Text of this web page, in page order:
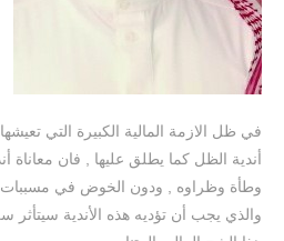
في ظل الازمة المالية الكبيرة التي
أندية الظل كما يطلق عليها , فان معاناة
وطأة وظراوه , ودون الخوض في مسببات
والذي يجب أن تؤديه هذه الأندية